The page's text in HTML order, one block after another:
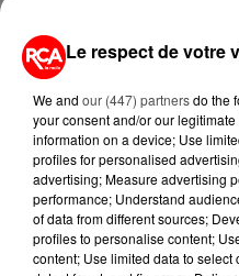
LA RÉDACTION
RCA
Le respect de votre
We and our (447) partnersdo the
your consent and/or our
information on a device; Use
profiles for personalised
advertising; Measure advertising
performance; Understand
of data from different sources;
profiles to personalise content;
content; Use limited data to select